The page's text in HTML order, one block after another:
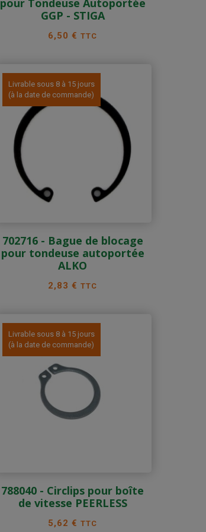
pour Tondeuse Autoportée
GGP - STIGA
Prix
6,50 €TTC
Livrable sous 8 à 15 jours
(à la date de commande)
702716 - Bague de blocage
pour tondeuse autoportée
ALKO
Prix
2,83 €TTC
Livrable sous 8 à 15 jours
(à la date de commande)
788040 - Circlips pour boîte
de vitesse PEERLESS
Prix
5,62 €TTC